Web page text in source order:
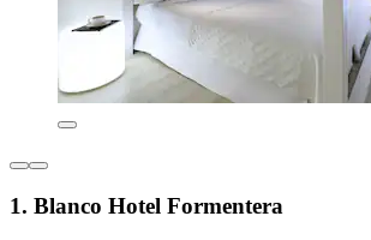
1. Blanco Hotel Formentera